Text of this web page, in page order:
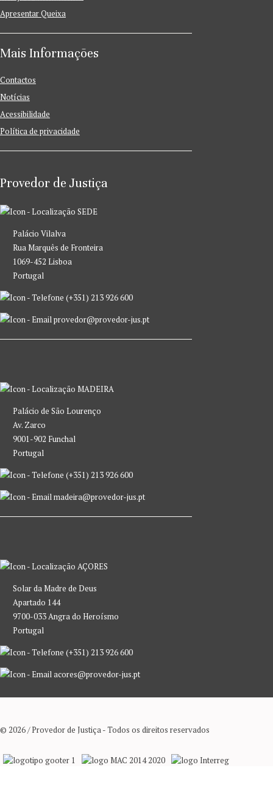
Apresentar Queixa
Mais Informações
Contactos
Notícias
Acessibilidade
Política de privacidade
Provedor de Justiça
SEDE
Palácio Vilalva
Rua Marquês de Fronteira
1069-452 Lisboa
Portugal
(+351) 213 926 600
provedor@provedor-jus.pt
MADEIRA
Palácio de São Lourenço
Av. Zarco
9001-902 Funchal
Portugal
(+351) 213 926 600
madeira@provedor-jus.pt
AÇORES
Solar da Madre de Deus
Apartado 144
9700-033 Angra do Heroísmo
Portugal
(+351) 213 926 600
acores@provedor-jus.pt
© 2026 / Provedor de Justiça - Todos os direitos reservados